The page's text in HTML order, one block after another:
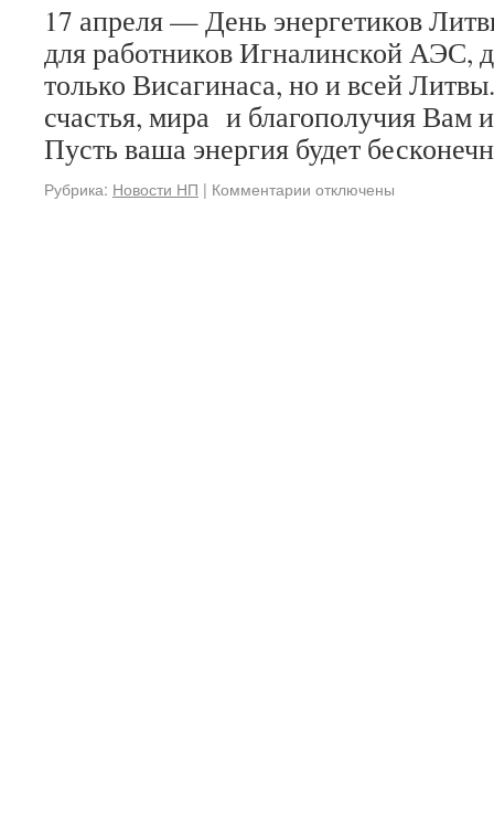
17 апреля — День энергетиков
для работников Игналинской АЭС,
только Висагинаса, но и всей
счастья, мира и благополучия
Пусть ваша энергия будет
Рубрика: Новости НП | Комментарии отключены